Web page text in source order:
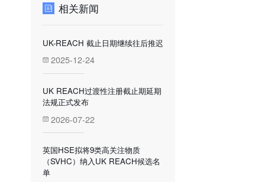
相关新闻
UK-REACH 截止日期继续往后推迟
2025-12-24
UK REACH过渡性注册截止期延期
法规正式发布
2026-07-22
英国HSE拟将9类高关注物质
（SVHC）纳入UK REACH候选名
单